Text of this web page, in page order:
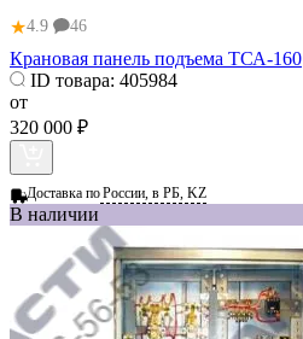
★4.9 46
Крановая панель подъема ТСА-160
ID товара: 405984
от
320 000 ₽
Доставка поРоссии, в РБ, KZ
В наличии